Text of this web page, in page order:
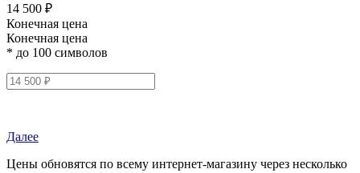
14 500 ₽
Конечная цена
Конечная цена
* до 100 символов
Далее
Цены обновятся по всему интернет-магазину через несколько